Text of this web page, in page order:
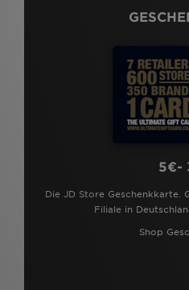
5€-
Die JD Store Geschenkkarte.
Filiale in
Shop